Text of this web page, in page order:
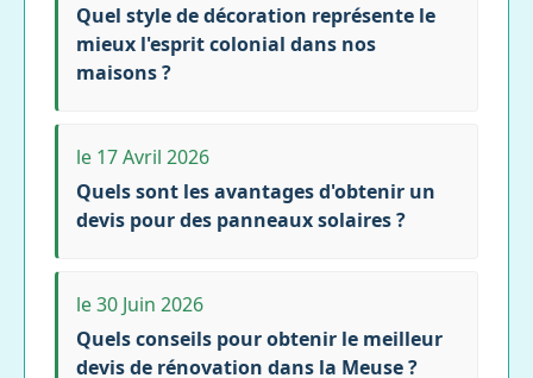
Quel style de décoration représente le
mieux l'esprit colonial dans nos
maisons ?
le 17 Avril 2026
Quels sont les avantages d'obtenir un
devis pour des panneaux solaires ?
le 30 Juin 2026
Quels conseils pour obtenir le meilleur
devis de rénovation dans la Meuse ?